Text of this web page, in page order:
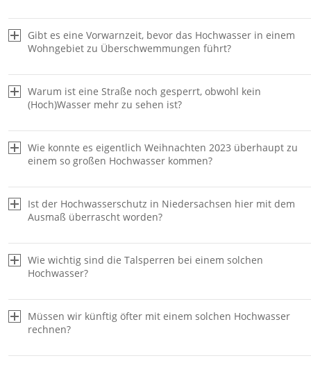
Überblick der aktuellen Warnmeldungen für die
Niedersachsen
Überblick der aktuellen Wasserpegel
für Wasserwirtschaft, Küsten- und Naturschutz (NLWKN)
Deutscher Wetterdienst (Warnkarte für Niedersachsen)
Regionale Warnmeldungen Bevölkerungsschutz
Überblick Straßensperrungen in Niedersachsen
Gibt es eine Vorwarnzeit, bevor das Hochwasser in einem
Wohngebiet zu Überschwemmungen führt?
Warum ist eine Straße noch gesperrt, obwohl kein
(Hoch)Wasser mehr zu sehen ist?
Wie konnte es eigentlich Weihnachten 2023 überhaupt zu
einem so großen Hochwasser kommen?
Ist der Hochwasserschutz in Niedersachsen hier mit dem
Ausmaß überrascht worden?
Wie wichtig sind die Talsperren bei einem solchen
Hochwasser?
Müssen wir künftig öfter mit einem solchen Hochwasser
rechnen?